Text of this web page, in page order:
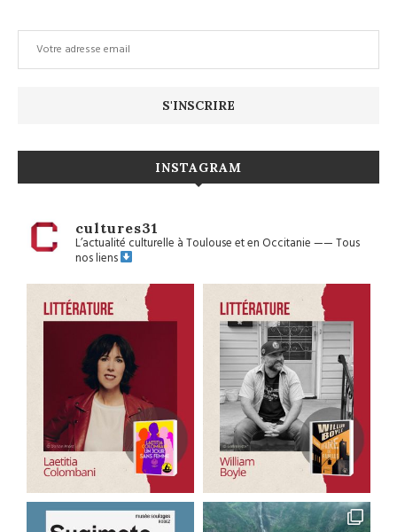
INSTAGRAM
cultures31
L’actualité culturelle à Toulouse et en Occitanie——Tous
nos liens